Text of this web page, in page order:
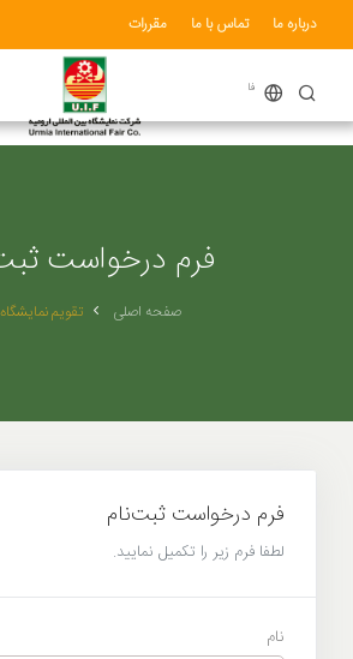
درباره ما تماس با ما مقررات
فا
صفحه اصلی
ثبت‌نام و رزروغرفه
اخبار‌
خبر
همکاران
فرم درخواست
صفحه اصلی تقویم
فرم درخواست ثبت‌نام
لطفا فرم زیر را تکمیل نمایید.
نام